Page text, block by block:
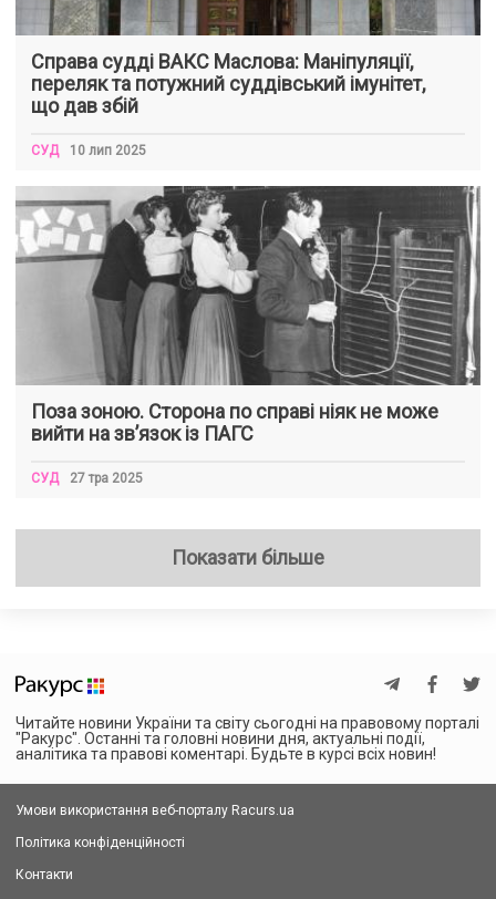
Справа судді ВАКС Маслова: Маніпуляції,
переляк та потужний суддівський імунітет,
що дав збій
СУД 10 лип 2025
Поза зоною. Сторона по справі ніяк не може
вийти на зв’язок із ПАГС
СУД 27 тра 2025
Показати більше
Читайте новини України та світу сьогодні на правовому порталі
"Ракурс". Останні та головні новини дня, актуальні події,
аналітика та правові коментарі. Будьте в курсі всіх новин!
Умови використання веб-порталу Racurs.ua
Політика конфіденційності
Контакти